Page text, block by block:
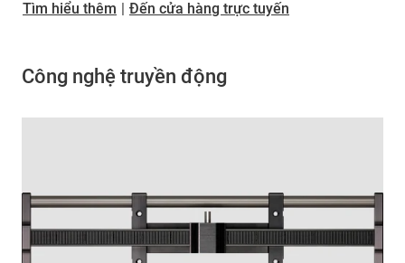
Tìm hiểu thêm | Đến cửa hàng trực tuyến
Công nghệ truyền động